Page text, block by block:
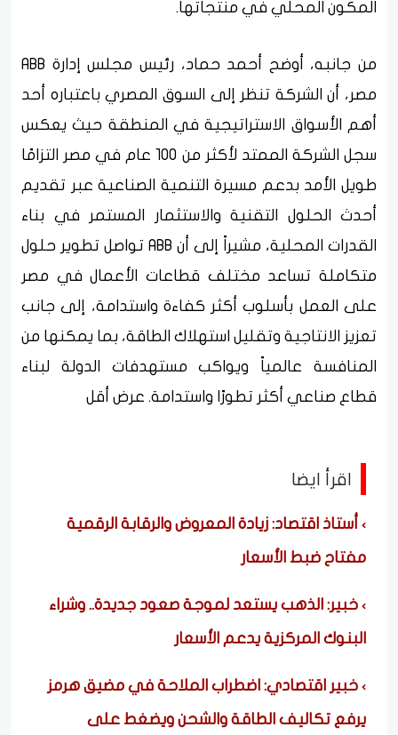
المكون المحلي في منتجاتها.
من جانبه، أوضح أحمد حماد، رئيس مجلس إدارة ABB
مصر، أن الشركة تنظر إلى السوق المصري باعتباره أحد
أهم الأسواق الاستراتيجية في المنطقة حيث يعكس
سجل الشركة الممتد لأكثر من 100 عام في مصر التزامًا
طويل الأمد بدعم مسيرة التنمية الصناعية عبر تقديم
أحدث الحلول التقنية والاستثمار المستمر في بناء
القدرات المحلية، مشيراً إلى أن ABB تواصل تطوير حلول
متكاملة تساعد مختلف قطاعات الأعمال في مصر
على العمل بأسلوب أكثر كفاءة واستدامة، إلى جانب
تعزيز الانتاجية وتقليل استهلاك الطاقة، بما يمكنها من
المنافسة عالمياً ويواكب مستهدفات الدولة لبناء
قطاع صناعي أكثر تطورًا واستدامة. عرض أقل
اقرأ ايضا
أستاذ اقتصاد: زيادة المعروض والرقابة الرقمية
مفتاح ضبط الأسعار
خبير: الذهب يستعد لموجة صعود جديدة.. وشراء
البنوك المركزية يدعم الأسعار
خبير اقتصادي: اضطراب الملاحة في مضيق هرمز
يرفع تكاليف الطاقة والشحن ويضغط على